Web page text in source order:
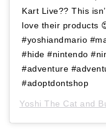
Kart Live?? This
love their products
#yoshiandmario
#hide #nintendo
#adventure
#adoptdontshop
Yoshi The Cat and